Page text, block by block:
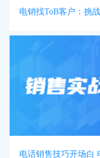
电销找ToB客户：挑
电话销售技巧开场白